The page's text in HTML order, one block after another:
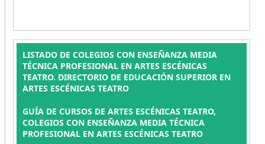
LISTADO DE COLEGIOS CON ENSEÑANZA MEDIA
TÉCNICA PROFESIONAL EN ARTES ESCÉNICAS
TEATRO. DIRECTORIO DE EDUCACIÓN SUPERIOR EN
ARTES ESCÉNICAS TEATRO
GUÍA DE CURSOS DE ARTES ESCÉNICAS TEATRO,
COLEGIOS CON ENSEÑANZA MEDIA TÉCNICA
PROFESIONAL EN ARTES ESCÉNICAS TEATRO